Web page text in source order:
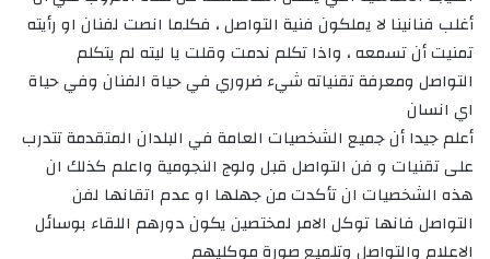
أغلب فنانينا لا يملكون فنية التواصل ، فكلما انصت لفنان او رأيته
تمنيت أن تسمعه ، واذا تكلم ندمت وقلت يا ليته لم يتكلم
التواصل ومعرفة تقنياته شيء ضروري في حياة الفنان وفي حياة
اي انسان
أعلم جيدا أن جميع الشخصيات العامة في البلدان المتقدمة تتدرب
على تقنيات و فن التواصل قبل ولوج النجومية واعلم كذلك ان
هذه الشخصيات ان تأكدت من جهلها او عدم اتقانها لفن
التواصل فانها توكل الامر لمختصين يكون دورهم اللقاء بوسائل
الاعلام والتواصل وتلميع صورة موكليهم